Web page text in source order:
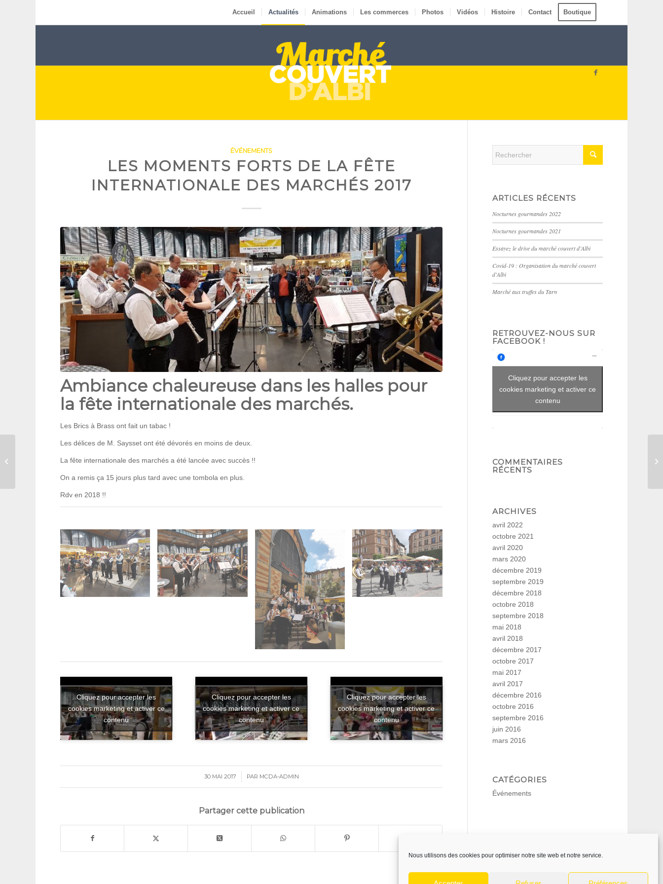
Nous utilisons des cookies pour optimiser notre site web et notre service.
Accueil Actualités Animations Les commerces Photos Vidéos Histoire Contact Boutique
ÉVÉNEMENTS
LES MOMENTS FORTS DE LA FÊTE
INTERNATIONALE DES MARCHÉS 2017
Ambiance chaleureuse dans les halles pour
la fête internationale des marchés.
Les Brics à Brass ont fait un tabac !
Les délices de M. Saysset ont été dévorés en moins de deux.
La fête internationale des marchés a été lancée avec succès !!
On a remis ça 15 jours plus tard avec une tombola en plus.
Rdv en 2018 !!
Cliquez pour accepter les
cookies marketing et activer ce
contenu
Cliquez pour accepter les
cookies marketing et activer ce
contenu
Cliquez pour accepter les
cookies marketing et activer ce
contenu
30 MAI 2017
/ PAR MCDA-ADMIN
Partager cette publication
ARTICLES RÉCENTS
Nocturnes gourmandes 2022
Nocturnes gourmandes 2021
Essayez le drive du marché couvert d’Albi
Covid-19 : Organisation du marché couvert
d’Albi
Marché aux truffes du Tarn
RETROUVEZ-NOUS SUR
FACEBOOK !
Cliquez pour accepter les
cookies marketing et activer ce
contenu
COMMENTAIRES
RÉCENTS
ARCHIVES
avril 2022
octobre 2021
avril 2020
mars 2020
décembre 2019
septembre 2019
décembre 2018
octobre 2018
septembre 2018
mai 2018
avril 2018
décembre 2017
octobre 2017
mai 2017
avril 2017
décembre 2016
octobre 2016
septembre 2016
juin 2016
mars 2016
CATÉGORIES
Événements
Fête internationale des